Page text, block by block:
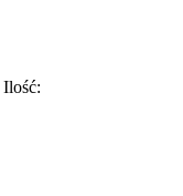
Ilość: